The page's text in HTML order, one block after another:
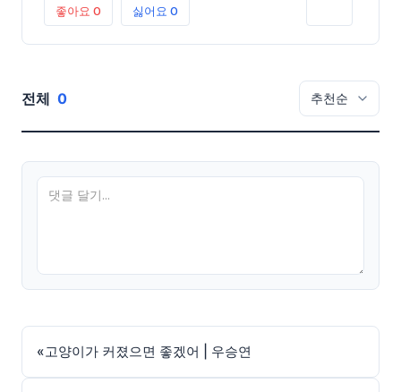
좋아요 0 싫어요 0
전체 0
«고양이가 커졌으면 좋겠어 | 우승연